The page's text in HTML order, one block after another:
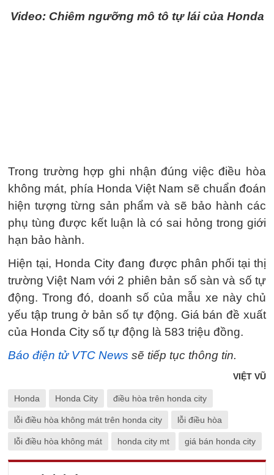
Video: Chiêm ngưỡng mô tô tự lái của Honda
Trong trường hợp ghi nhận đúng việc điều hòa
không mát, phía Honda Việt Nam sẽ chuẩn đoán
hiện tượng từng sản phẩm và sẽ bảo hành các
phụ tùng được kết luận là có sai hỏng trong giới
hạn bảo hành.
Hiện tại, Honda City đang được phân phối tại thị
trường Việt Nam với 2 phiên bản số sàn và số tự
động. Trong đó, doanh số của mẫu xe này chủ
yếu tập trung ở bản số tự động. Giá bán đề xuất
của Honda City số tự động là 583 triệu đồng.
Báo điện tử VTC News sẽ tiếp tục thông tin.
VIỆT VŨ
Honda Honda City điều hòa trên honda city
lỗi điều hòa không mát trên honda city lỗi điều hòa
lỗi điều hòa không mát honda city mt giá bán honda city